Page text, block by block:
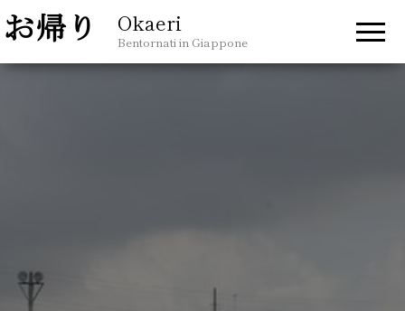
Okaeri
Bentornati in Giappone